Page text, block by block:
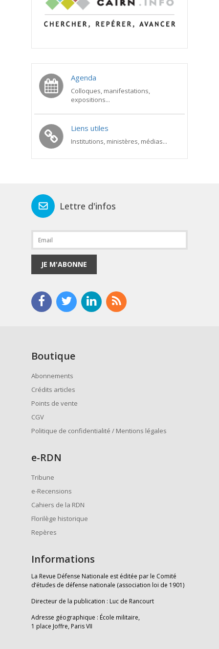
Agenda
Colloques, manifestations,
expositions...
Liens utiles
Institutions, ministères, médias...
Lettre d'infos
JE M'ABONNE
Boutique
Abonnements
Crédits articles
Points de vente
CGV
Politique de confidentialité / Mentions légales
e-RDN
Tribune
e-Recensions
Cahiers de la RDN
Florilège historique
Repères
Informations
La Revue Défense Nationale est éditée par le Comité
d’études de défense nationale (association loi de 1901)
Directeur de la publication : Luc de Rancourt
Adresse géographique : École militaire,
1 place Joffre, Paris VII